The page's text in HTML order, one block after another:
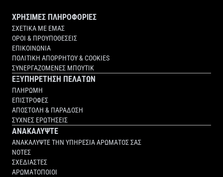
ΧΡΗΣΙΜΕΣ ΠΛΗΡΟΦΟΡΙΕΣ
ΣΧΕΤΙΚΑ ΜΕ ΕΜΑΣ
ΟΡΟΙ & ΠΡΟΥΠΟΘΕΣΕΙΣ
ΕΠΙΚΟΙΝΩΝΙΑ
ΠΟΛΙΤΙΚΗ ΑΠΟΡΡΗΤΟΥ & COOKIES
ΣΥΝΕΡΓΑΖΟΜΕΝΕΣ ΜΠΟΥΤΙΚ
ΕΞΥΠΗΡΕΤΗΣΗ ΠΕΛΑΤΩΝ
ΠΛΗΡΩΜΗ
ΕΠΙΣΤΡΟΦΕΣ
ΑΠΟΣΤΟΛΗ & ΠΑΡΑΔΟΣΗ
ΣΥΧΝΕΣ ΕΡΩΤΗΣΕΙΣ
ΑΝΑΚΑΛΥΨΤΕ
ΑΝΑΚΑΛΥΨΤΕ ΤΗΝ ΥΠΗΡΕΣΙΑ ΑΡΩΜΑΤΟΣ ΣΑΣ
ΝΟΤΕΣ
ΣΧΕΔΙΑΣΤΕΣ
ΑΡΩΜΑΤΟΠΟΙΟΙ